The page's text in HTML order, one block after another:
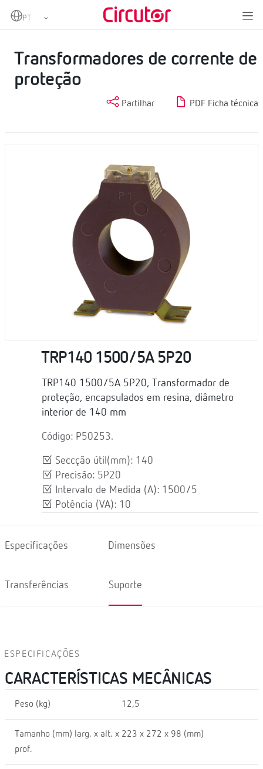
Home
Proteção e controlo
Transformadores de corrente de
proteção
Partilhar PDF Ficha técnica
TRP140 1500/5A 5P20
TRP140 1500/5A 5P20, Transformador de
proteção, encapsulados em resina, diâmetro
interior de 140 mm
Código: P50253.
Seccção útil(mm): 140
Precisão: 5P20
Intervalo de Medida (A): 1500/5
Potência (VA): 10
Especificações Dimensões
Transferências Suporte
ESPECIFICAÇÕES
CARACTERÍSTICAS MECÂNICAS
Peso (kg) 12,5
Tamanho (mm) larg. x alt. x
prof.
223 x 272 x 98 (mm)